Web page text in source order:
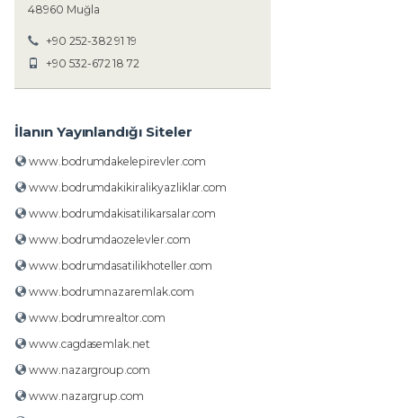
48960 Muğla
+90 252-382 91 19
+90 532-672 18 72
İlanın Yayınlandığı Siteler
www.bodrumdakelepirevler.com
www.bodrumdakikiralikyazliklar.com
www.bodrumdakisatilikarsalar.com
www.bodrumdaozelevler.com
www.bodrumdasatilikhoteller.com
www.bodrumnazaremlak.com
www.bodrumrealtor.com
www.cagdasemlak.net
www.nazargroup.com
www.nazargrup.com